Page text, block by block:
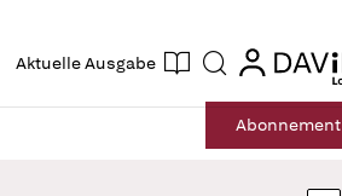
Aktuelle Ausgabe Suche login
login
Abonnement